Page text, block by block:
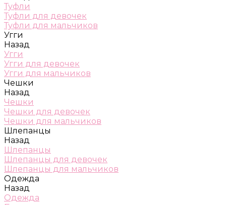
Туфли
Туфли для девочек
Туфли для мальчиков
Угги
Назад
Угги
Угги для девочек
Угги для мальчиков
Чешки
Назад
Чешки
Чешки для девочек
Чешки для мальчиков
Шлепанцы
Назад
Шлепанцы
Шлепанцы для девочек
Шлепанцы для мальчиков
Одежда
Назад
Одежда